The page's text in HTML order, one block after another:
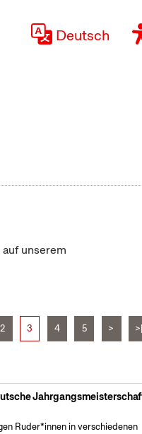
Deutsch
unserem
2 3 4 5 > >|
Ruder*innen in verschiedenen